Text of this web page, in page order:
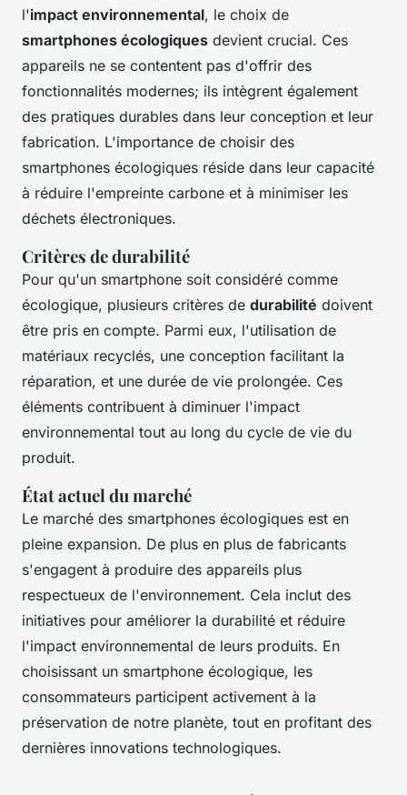
l'impact environnemental, le choix de
smartphones écologiques devient crucial. Ces
appareils ne se contentent pas d'offrir des
fonctionnalités modernes; ils intègrent également
des pratiques durables dans leur conception et leur
fabrication. L'importance de choisir des
smartphones écologiques réside dans leur capacité
à réduire l'empreinte carbone et à minimiser les
déchets électroniques.
Critères de durabilité
Pour qu'un smartphone soit considéré comme
écologique, plusieurs critères de durabilité doivent
être pris en compte. Parmi eux, l'utilisation de
matériaux recyclés, une conception facilitant la
réparation, et une durée de vie prolongée. Ces
éléments contribuent à diminuer l'impact
environnemental tout au long du cycle de vie du
produit.
État actuel du marché
Le marché des smartphones écologiques est en
pleine expansion. De plus en plus de fabricants
s'engagent à produire des appareils plus
respectueux de l'environnement. Cela inclut des
initiatives pour améliorer la durabilité et réduire
l'impact environnemental de leurs produits. En
choisissant un smartphone écologique, les
consommateurs participent activement à la
préservation de notre planète, tout en profitant des
dernières innovations technologiques.